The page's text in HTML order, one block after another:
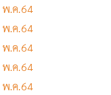
พ.ค.64
พ.ค.64
พ.ค.64
พ.ค.64
พ.ค.64